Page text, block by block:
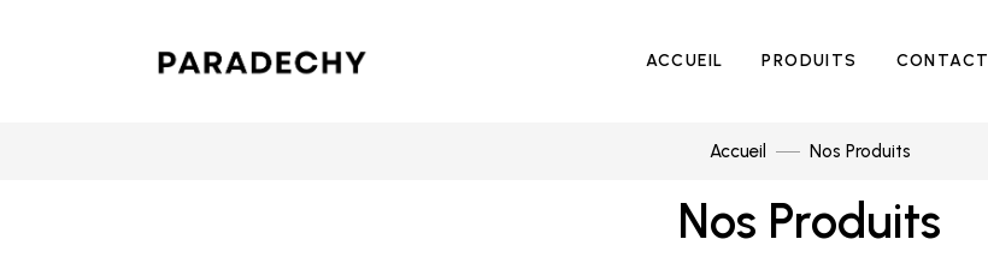
ACCUEIL PRODUITS CONTACT
Accueil Nos Produits
Nos Produits